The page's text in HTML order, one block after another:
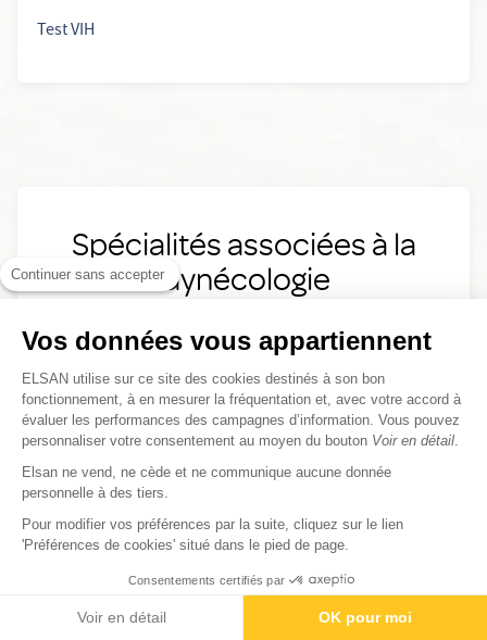
Continuer sans accepter
Vos données vous appartiennent
ELSAN utilise sur ce site des cookies destinés à son bon
fonctionnement, à en mesurer la fréquentation et, avec votre accord à
évaluer les performances des campagnes d’information. Vous pouvez
personnaliser votre consentement au moyen du bouton Voir en détail
Elsan ne vend, ne cède et ne communique aucune donnée
personnelle à des tiers.
Pour modifier vos préférences par la suite, cliquez sur le lien
'Préférences de cookies' situé dans le pied de page.
Consentements certifiés par
Voir en détail OK pour moi
Test VIH
Spécialités associées à la
Gynécologie
Sénologie
Gynécologie
Découvrez tout ce que vous devez savoir sur la
Gynécologie chez ELSAN